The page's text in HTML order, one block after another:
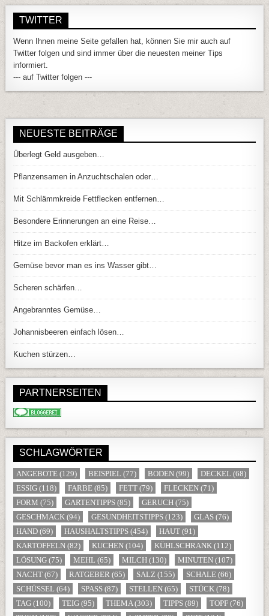
TWITTER
Wenn Ihnen meine Seite gefallen hat, können Sie mir auch auf
Twitter folgen und sind immer über die neuesten meiner Tips
informiert.
--- auf Twitter folgen ---
NEUESTE BEITRÄGE
Überlegt Geld ausgeben…
Pflanzensamen in Anzuchtschalen oder…
Mit Schlämmkreide Fettflecken entfernen…
Besondere Erinnerungen an eine Reise…
Hitze im Backofen erklärt…
Gemüse bevor man es ins Wasser gibt…
Scheren schärfen…
Angebranntes Gemüse…
Johannisbeeren einfach lösen…
Kuchen stürzen…
PARTNERSEITEN
SCHLAGWÖRTER
ANGEBOTE (129) BEISPIEL (77) BODEN (99) DECKEL (68)
ESSIG (118) FARBE (85) FETT (79) FLECKEN (71)
FORM (75) GARTENTIPPS (85) GERUCH (75)
GESCHMACK (94) GESUNDHEITSTIPPS (123) GLAS (76)
HAND (69) HAUSHALTSTIPPS (454) HAUT (91)
KARTOFFELN (82) KUCHEN (104) KÜHLSCHRANK (112)
LÖSUNG (75) MEHL (65) MILCH (130) MINUTEN (107)
NACHT (67) RATGEBER (65) SALZ (155) SCHALE (66)
SCHÜSSEL (64) SPASS (87) STELLEN (65) STÜCK (78)
TAG (100) TEIG (95) THEMA(303) TIPPS (89) TOPF (76)